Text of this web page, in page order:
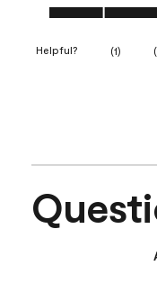
Value of Product,
Helpful? (1) (